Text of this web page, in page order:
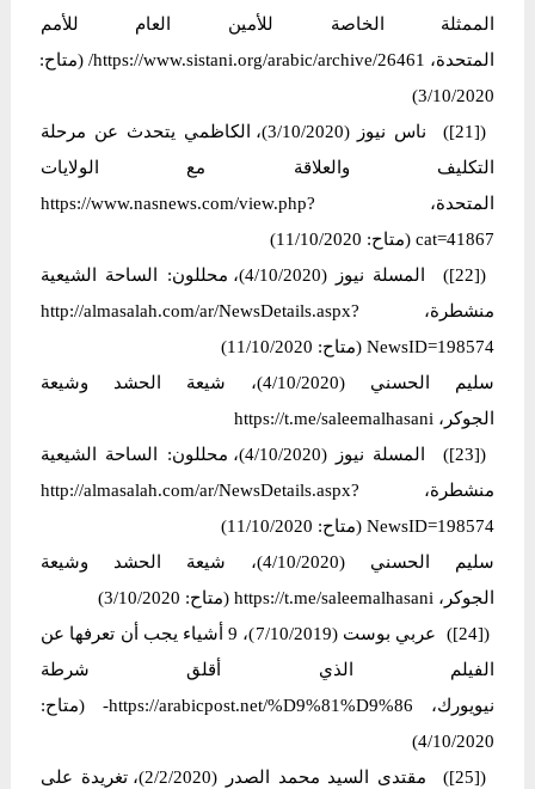
الممثلة الخاصة للأمين العام للأمم
المتحدة، https://www.sistani.org/arabic/archive/26461/ (متاح:
3/10/2020)
([21]) ناس نیوز (3/10/2020)، الكاظمي يتحدث عن مرحلة
التكليف والعلاقة مع الولايات
المتحدة، https://www.nasnews.com/view.php?
cat=41867 (متاح: 11/10/2020)
([22]) المسلة نيوز (4/10/2020)، محللون: الساحة الشيعية
منشطرة، http://almasalah.com/ar/NewsDetails.aspx?
NewsID=198574 (متاح: 11/10/2020)
سلیم الحسني (4/10/2020)، شیعة الحشد وشیعة
الجوكر، https://t.me/saleemalhasani
([23]) المسلة نيوز (4/10/2020)، محللون: الساحة الشيعية
منشطرة، http://almasalah.com/ar/NewsDetails.aspx?
NewsID=198574 (متاح: 11/10/2020)
سلیم الحسني (4/10/2020)، شیعة الحشد وشیعة
الجوكر، https://t.me/saleemalhasani (متاح: 3/10/2020)
([24]) عربي بوست (7/10/2019)، 9 أشياء يجب أن تعرفها عن
الفيلم الذي أقلق شرطة
نيويورك، https://arabicpost.net/%D9%81%D9%86- (متاح:
4/10/2020)
([25]) مقتدى السيد محمد الصدر (2/2/2020)، تغريدة على